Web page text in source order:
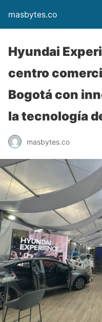
masbytes.co
Hyundai
centro
Bogotá con
la tecnología
masbytes.co